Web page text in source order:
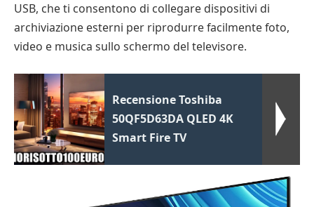
USB, che ti consentono di collegare dispositivi di
archiviazione esterni per riprodurre facilmente foto,
video e musica sullo schermo del televisore.
Recensione Toshiba
50QF5D63DA QLED 4K
Smart Fire TV